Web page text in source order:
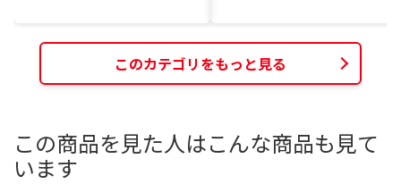
このカテゴリをもっと見る
この商品を見た人はこんな商品も見て
います